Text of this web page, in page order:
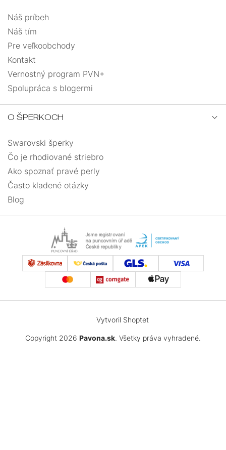
Náš príbeh
Náš tím
Pre veľkoobchody
Kontakt
Vernostný program PVN+
Spolupráca s blogermi
O ŠPERKOCH
Swarovski šperky
Čo je rhodiované striebro
Ako spoznať pravé perly
Často kladené otázky
Blog
Vytvoril Shoptet
Copyright 2026 Pavona.sk. Všetky práva vyhradené.